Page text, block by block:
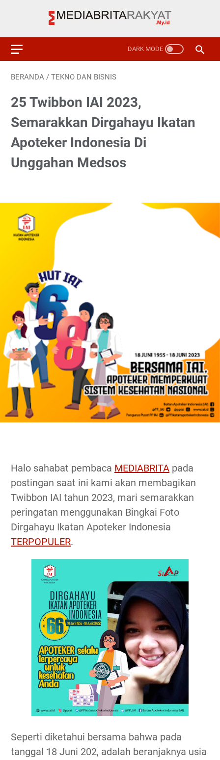
BERANDA / TEKNO DAN BISNIS
25 Twibbon IAI 2023,
Semarakkan Dirgahayu Ikatan
Apoteker Indonesia Di
Unggahan Medsos
Halo sahabat pembaca MEDIABRITA pada
postingan saat ini kami akan membagikan
Twibbon IAI tahun 2023, mari semarakkan
peringatan menggunakan Bingkai Foto
Dirgahayu Ikatan Apoteker Indonesia
TERPOPULER.
Seperti diketahui bersama bahwa pada
tanggal 18 Juni 202, adalah beranjaknya usia